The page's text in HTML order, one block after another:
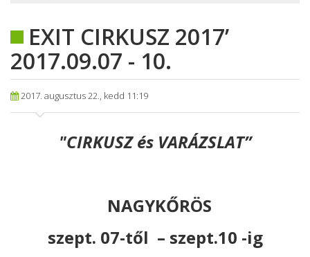
EXIT CIRKUSZ 2017’
2017.09.07 - 10.
2017. augusztus 22., kedd 11:19
"CIRKUSZ és VARÁZSLAT”
NAGYKŐRÖS
szept. 07-től – szept.10 -ig